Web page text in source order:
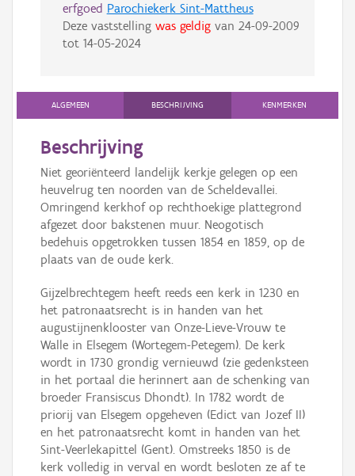
erfgoed Parochiekerk Sint-Mattheus
Deze vaststelling was geldigvan 24-09-2009
tot 14-05-2024
ALGEMEEN BESCHRIJVING KENMERKEN
Beschrijving
Niet georiënteerd landelijk kerkje gelegen op een
heuvelrug ten noorden van de Scheldevallei.
Omringend kerkhof op rechthoekige plattegrond
afgezet door bakstenen muur. Neogotisch
bedehuis opgetrokken tussen 1854 en 1859, op de
plaats van de oude kerk.
Gijzelbrechtegem heeft reeds een kerk in 1230 en
het patronaatsrecht is in handen van het
augustijnenklooster van Onze-Lieve-Vrouw te
Walle in Elsegem (Wortegem-Petegem). De kerk
wordt in 1730 grondig vernieuwd (zie gedenksteen
in het portaal die herinnert aan de schenking van
broeder Fransiscus Dhondt). In 1782 wordt de
priorij van Elsegem opgeheven (Edict van Jozef II)
en het patronaatsrecht komt in handen van het
Sint-Veerlekapittel (Gent). Omstreeks 1850 is de
kerk volledig in verval en wordt besloten ze af te